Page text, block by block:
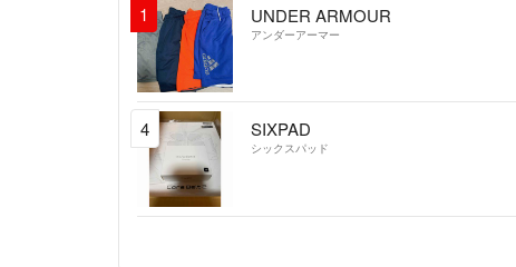
1 UNDER ARMOUR
アンダーアーマー
4 SIXPAD
シックスパッド